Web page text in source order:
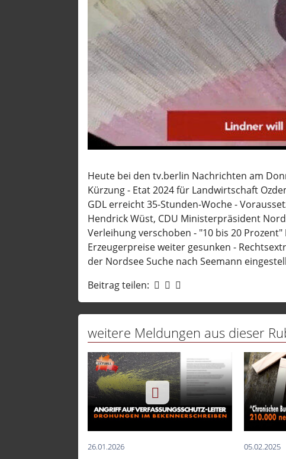
Europazeit
Fun &
Lifestyle
Megys
Puls der
Standort
Strategie
Tipp
TV Berlin
tv.berlin
TVB
Wellness
Thema
Heute bei den tv.berlin Nachrichten am
Kürzung - Etat 2024 für Landwirtschaft
GDL erreicht 35-Stunden-Woche -
Hendrick Wüst, CDU Ministerpräsident
Verleihung verschoben - "10 bis 20
Erzeugerpreise weiter gesunken -
der Nordsee Suche nach Seemann
Beitrag teilen:
weitere Meldungen aus dieser
26.01.2026 05.02.2025